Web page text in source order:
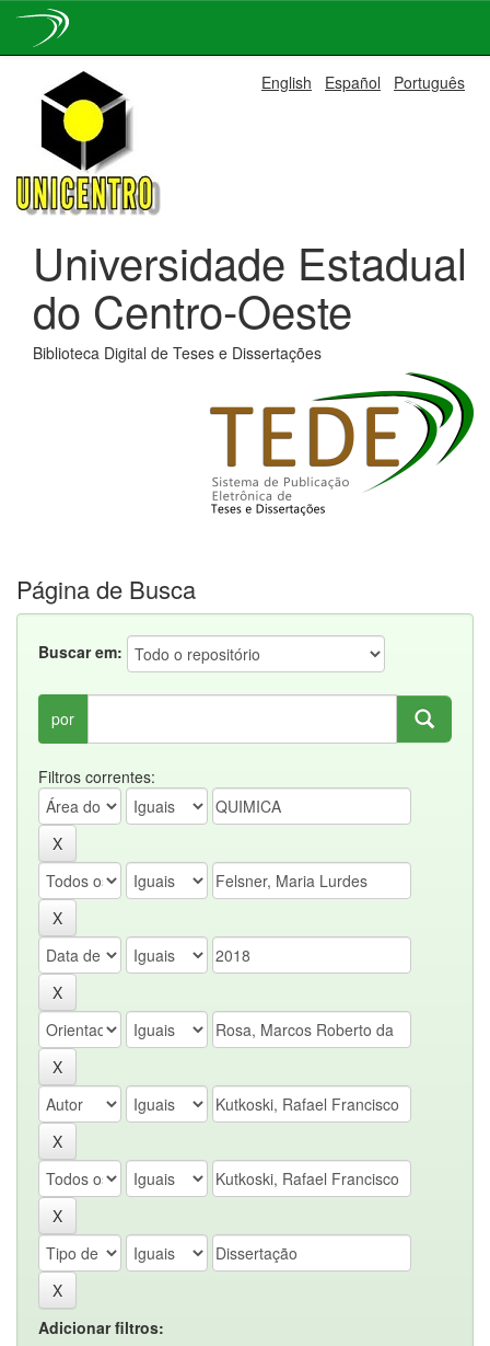
navigation
English Español Português
Universidade Estadual
do Centro-Oeste
Biblioteca Digital de Teses e Dissertações
Página de Busca
Buscar em:
por
Filtros correntes:
Adicionar filtros: